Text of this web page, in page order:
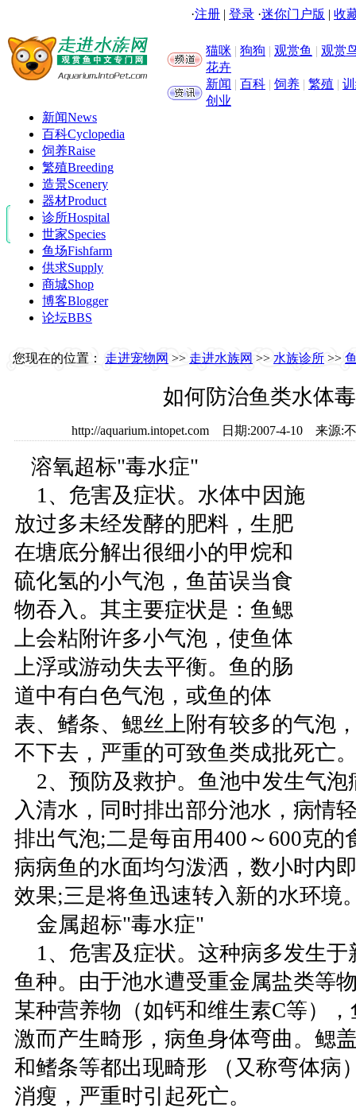
·注册 | 登录 ·迷你门户版 | 收
猫咪 | 狗狗 | 观赏鱼 | 观赏
花卉
新闻 | 百科 | 饲养 | 繁殖 |
创业
新闻News
百科Cyclopedia
饲养Raise
繁殖Breeding
造景Scenery
器材Product
诊所Hospital
世家Species
鱼场Fishfarm
供求Supply
商城Shop
博客Blogger
论坛BBS
您现在的位置： 走进宠物网 >> 走进水族网 >> 水族诊所 >>
如何防治鱼类水体
http://aquarium.intopet.com 日期:2007-4-10 来
溶氧超标"毒水症"
1、危害及症状。水体中因施
放过多未经发酵的肥料，生肥
在塘底分解出很细小的甲烷和
硫化氢的小气泡，鱼苗误当食
物吞入。其主要症状是：鱼鳃
上会粘附许多小气泡，使鱼体
上浮或游动失去平衡。鱼的肠
道中有白色气泡，或鱼的体
表、鳍条、鳃丝上附有较多的气泡
不下去，严重的可致鱼类成批死亡
2、预防及救护。鱼池中发生气泡
入清水，同时排出部分池水，病情
排出气泡;二是每亩用400～ 600克的
病病鱼的水面均匀泼洒，数小时内
效果;三是将鱼迅速转入新的水环境
金属超标"毒水症"
1、危害及症状。这种病多发生于
鱼种。由于池水遭受重金属盐类等
某种营养物（如钙和维生素C等）
激而产生畸形，病鱼身体弯曲。鳃
和鳍条等都出现畸形 （又称弯体病
消瘦，严重时引起死亡。